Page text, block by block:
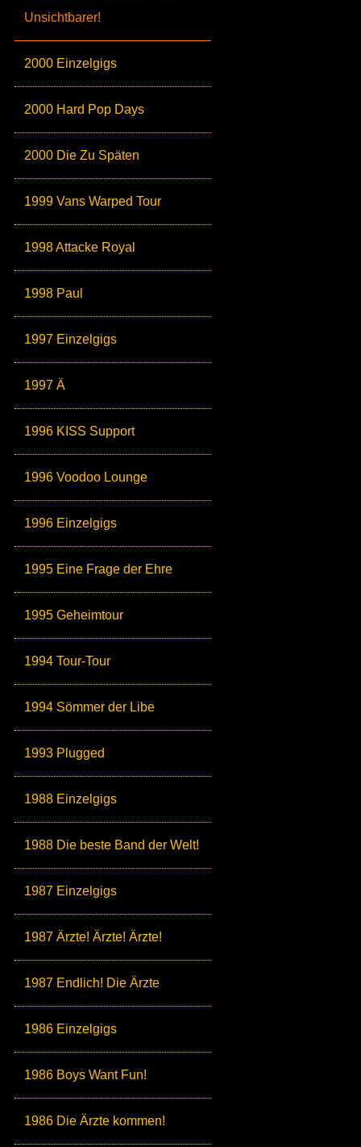
Unsichtbarer!
2000 Einzelgigs
2000 Hard Pop Days
2000 Die Zu Späten
1999 Vans Warped Tour
1998 Attacke Royal
1998 Paul
1997 Einzelgigs
1997 Ä
1996 KISS Support
1996 Voodoo Lounge
1996 Einzelgigs
1995 Eine Frage der Ehre
1995 Geheimtour
1994 Tour-Tour
1994 Sömmer der Libe
1993 Plugged
1988 Einzelgigs
1988 Die beste Band der Welt!
1987 Einzelgigs
1987 Ärzte! Ärzte! Ärzte!
1987 Endlich! Die Ärzte
1986 Einzelgigs
1986 Boys Want Fun!
1986 Die Ärzte kommen!